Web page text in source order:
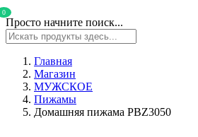
0
Просто начните поиск...
Главная
Магазин
МУЖСКОЕ
Пижамы
Домашняя пижама PBZ3050